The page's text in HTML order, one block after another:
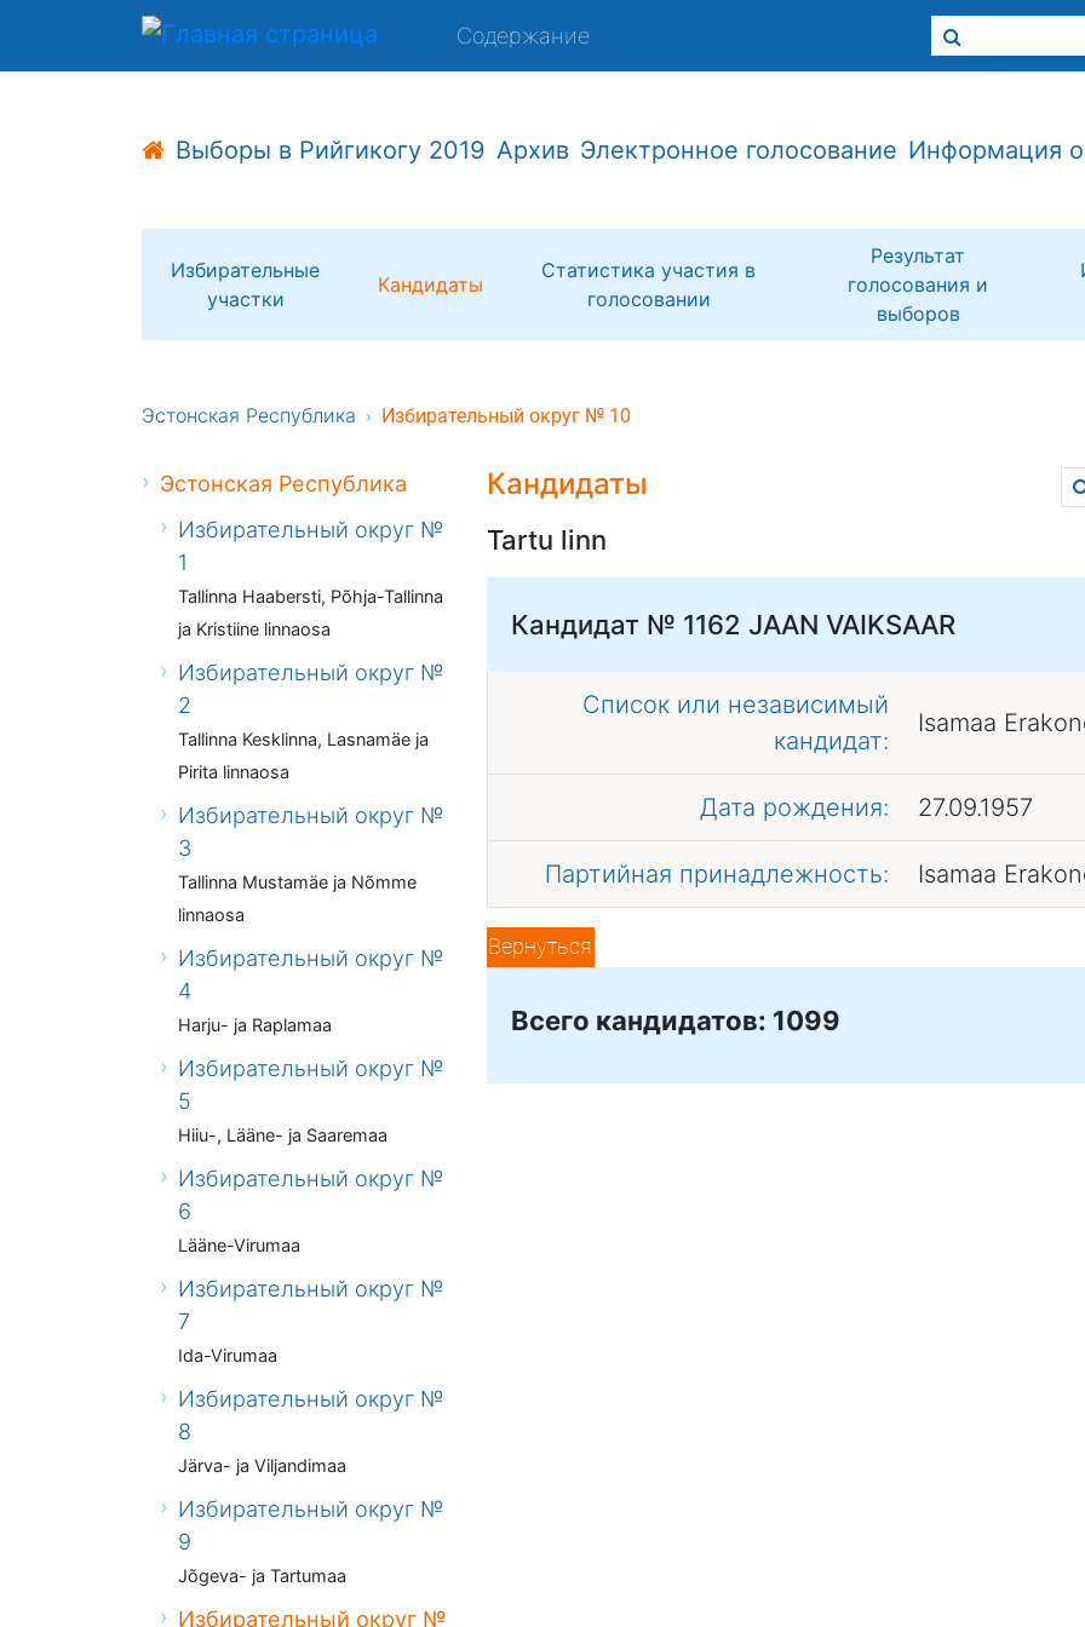
Содержание
Выборы в Рийгикогу 2019 Архив Электронное голосование Информация
Избирательные
участки
Кандидаты
Статистика участия в
голосовании
Результат
голосования и
выборов
Эстонская Республика Избирательный округ № 10
Эстонская Республика
Избирательный округ №
1
Tallinna Haabersti, Põhja-Tallinna
ja Kristiine linnaosa
Избирательный округ №
2
Tallinna Kesklinna, Lasnamäe ja
Pirita linnaosa
Избирательный округ №
3
Tallinna Mustamäe ja Nõmme
linnaosa
Избирательный округ №
4
Harju- ja Raplamaa
Избирательный округ №
5
Hiiu-, Lääne- ja Saaremaa
Избирательный округ №
6
Lääne-Virumaa
Избирательный округ №
7
Ida-Virumaa
Избирательный округ №
8
Järva- ja Viljandimaa
Избирательный округ №
9
Jõgeva- ja Tartumaa
Избирательный округ №
Кандидаты
Tartu linn
Кандидат № 1162 JAAN VAIKSAAR
Список или независимый
кандидат:
Isamaa
Дата рождения: 27.09.1957
Партийная принадлежность: Isamaa
Вернуться
Всего кандидатов: 1099